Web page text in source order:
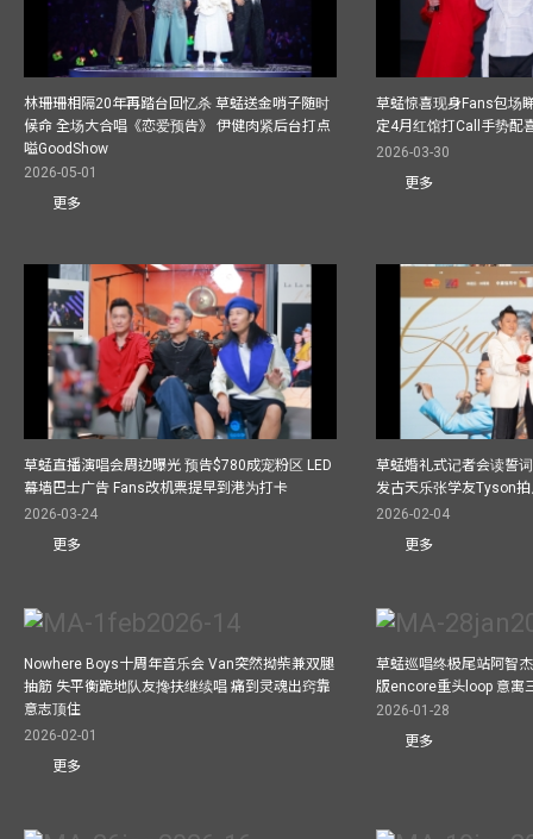
林珊珊相隔20年再踏台回忆杀 草蜢送金哨子随时
候命 全场大合唱《恋爱预告》 伊健肉紧后台打点
嗌GoodShow
2026-05-01
更多
草蜢惊喜现身Fans包场
定4月红馆打Call手势配
2026-03-30
更多
草蜢直播演唱会周边曝光 预告$780成宠粉区 LED
幕墙巴士广告 Fans改机票提早到港为打卡
2026-03-24
更多
草蜢婚礼式记者会读誓
发古天乐张学友Tyson
2026-02-04
更多
Nowhere Boys十周年音乐会 Van突然拗柴兼双腿
抽筋 失平衡跪地队友搀扶继续唱 痛到灵魂出窍靠
意志顶住
2026-02-01
更多
草蜢巡唱终极尾站阿智
版encore重头loop 意寓
2026-01-28
更多